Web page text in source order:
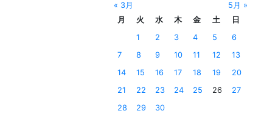
« 3月
5月 »
月
火 水 木 金 土
日
1
2 3 4 5
6
7
8 9 10 11 12
13
14
15 16 17 18 19
20
21
22 23 24 25 26
27
28
29 30